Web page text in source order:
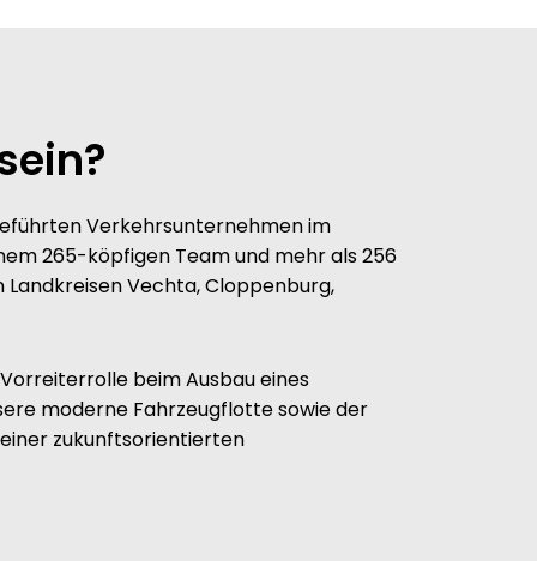
Verkehrsunternehmen im
265-köpfigen Team und mehr als 256
Vechta, Cloppenburg,
beim Ausbau eines
moderne Fahrzeugflotte sowie der
zukunftsorientierten